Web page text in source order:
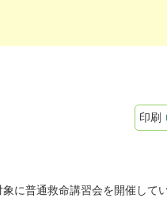
印刷
に普通救命講習会を開催してい